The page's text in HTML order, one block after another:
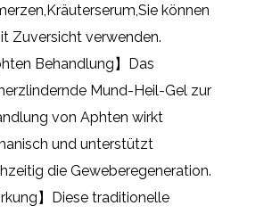
können
Zuversicht verwenden.
Behandlung】Das
Mund-Heil-Gel zur
von Aphten wirkt
und unterstützt
die Geweberegeneration.
】Diese traditionelle